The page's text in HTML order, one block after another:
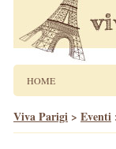
HOME
Viva Parigi > Eventi